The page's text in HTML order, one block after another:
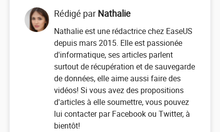
Rédigé par Nathalie
Nathalie est une rédactrice chez EaseUS
depuis mars 2015. Elle est passionée
d'informatique, ses articles parlent
surtout de récupération et de sauvegarde
de données, elle aime aussi faire des
vidéos! Si vous avez des propositions
d'articles à elle soumettre, vous pouvez
lui contacter par Facebook ou Twitter, à
bientôt!